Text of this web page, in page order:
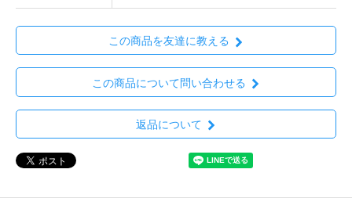
この商品を友達に教える
この商品について問い合わせる
返品について